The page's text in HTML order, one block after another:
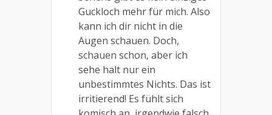
Guckloch mehr für mich. Also
kann ich dir nicht in die
Augen schauen. Doch,
schauen schon, aber ich
sehe halt nur ein
unbestimmtes Nichts. Das ist
irritierend! Es fühlt sich